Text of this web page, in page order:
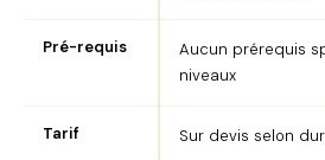
Pré-requis
Aucun prérequis
niveaux
Tarif Sur devis selon